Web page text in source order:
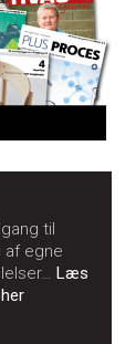
til
af egne
Læs